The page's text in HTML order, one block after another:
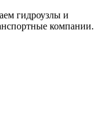
гидроузлы и
компании.